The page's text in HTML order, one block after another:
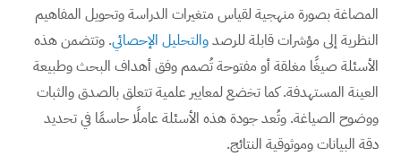
المصاغة بصورة منهجية لقياس متغيرات الدراسة وتحويل المفاهيم
النظرية إلى مؤشرات قابلة للرصدوالتحليل الإحصائي. وتتضمن هذه
الأسئلة صيغًا مغلقة أو مفتوحة تُصمم وفق أهداف البحث وطبيعة
العينة المستهدفة. كما تخضع لمعايير علمية تتعلق بالصدق والثبات
ووضوح الصياغة. وتُعد جودة هذه الأسئلة عاملًا حاسمًا في تحديد
دقة البيانات وموثوقية النتائج.